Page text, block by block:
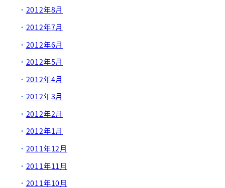
2012年8月
2012年7月
2012年6月
2012年5月
2012年4月
2012年3月
2012年2月
2012年1月
2011年12月
2011年11月
2011年10月